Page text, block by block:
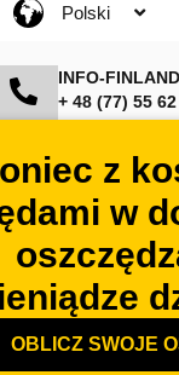
Polski
Čeština
INFO-
+ 48 (77) 55
z
w
OBLICZ SWOJE